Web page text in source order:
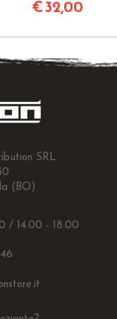
€32,00
SRL
(BO)
/ 14.00 - 18.00